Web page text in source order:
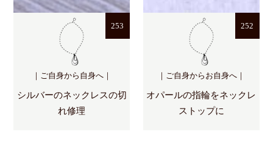
253
｜ご自身から自身へ｜
シルバーのネックレスの切
れ修理
252
｜ご自身からお自身へ｜
オパールの指輪をネックレ
ストップに